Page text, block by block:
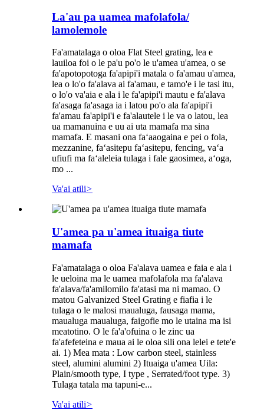
La'au pa uamea mafolafola/
lamolemole
Fa'amatalaga o oloa Flat Steel grating, lea e
lauiloa foi o le pa'u po'o le u'amea u'amea, o se
fa'apotopotoga fa'apipi'i matala o fa'amau u'amea,
lea o lo'o fa'alava ai fa'amau, e tamo'e i le tasi itu,
o lo'o va'aia e ala i le fa'apipi'i mautu e fa'alava
fa'asaga fa'asaga ia i latou po'o ala fa'apipi'i
fa'amau fa'apipi'i e fa'alautele i le va o latou, lea
ua mamanuina e uu ai uta mamafa ma sina
mamafa. E masani ona faʻaaogaina e pei o fola,
mezzanine, faʻasitepu faʻasitepu, fencing, vaʻa
ufiufi ma faʻaleleia tulaga i fale gaosimea, aʻoga,
mo ...
Va'ai atili>
U'amea pa u'amea ituaiga tiute
mamafa
Fa'amatalaga o oloa Fa'alava uamea e faia e ala i
le ueloina ma le uamea mafolafola ma fa'alava
fa'alava/fa'amilomilo fa'atasi ma ni mamao. O
matou Galvanized Steel Grating e fiafia i le
tulaga o le malosi maualuga, fausaga mama,
maualuga maualuga, faigofie mo le utaina ma isi
meatotino. O le fa'a'ofuina o le zinc ua
fa'afefeteina e maua ai le oloa sili ona lelei e tete'e
ai. 1) Mea mata : Low carbon steel, stainless
steel, alumini alumini 2) Ituaiga u'amea Uila:
Plain/smooth type, I type , Serrated/foot type. 3)
Tulaga tatala ma tapuni-e...
Va'ai atili>